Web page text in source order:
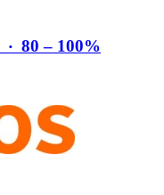
‧ 80 – 100%